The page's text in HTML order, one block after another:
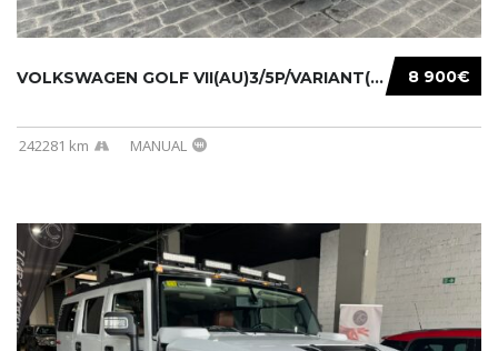
8 900€
VOLKSWAGEN GOLF VII(AU)3/5P/VARIANT(12-16 20...
242281 km MANUAL